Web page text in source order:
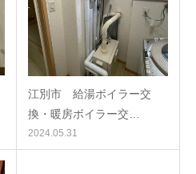
江別市 給湯ボイラー交
換・暖房ボイラー交…
2024.05.31